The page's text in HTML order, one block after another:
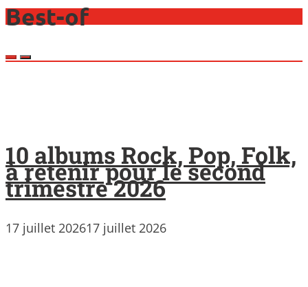
Best-of
10 albums Rock, Pop, Folk,
à retenir pour le second
trimestre 2026
17 juillet 202617 juillet 2026